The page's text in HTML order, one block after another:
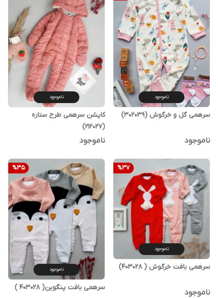
ناموجود
سرهمی گل و خرگوش (302039)
ناموجود
ناموجود
کاپشن سرهمی طرح ستاره
(212027)
ناموجود
%37
ناموجود
سرهمی بافت خرگوش ( 403028)
ناموجود
%35
ناموجود
سرهمی بافت پنگوین( 403028 )